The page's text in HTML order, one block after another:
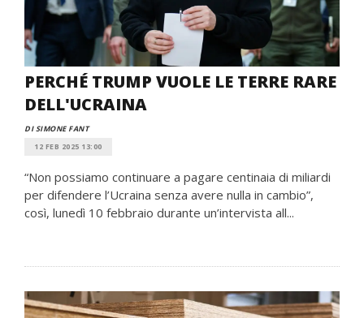
PERCHÉ TRUMP VUOLE LE TERRE RARE
DELL'UCRAINA
DI SIMONE FANT
12 FEB 2025 13:00
“Non possiamo continuare a pagare centinaia di miliardi
per difendere l’Ucraina senza avere nulla in cambio”,
così, lunedì 10 febbraio durante un’intervista all...